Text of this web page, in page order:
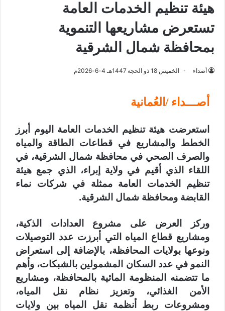
هيئة تنظيم الخدمات العامة
تستعرض مشاريعها التنموية
بمحافظة شمال الشرقية
أصداء الخميس 18 ذو الحجة 1447هـ 4-6-2026م
أصـــداء /العُمانية
استعرضت هيئة تنظيم الخدمات العامة اليوم أبرز
الخطط والمشاريع في قطاعات الطاقة والمياه
والصرف الصحي في محافظة شمال الشرقية، في
اللقاء الذي أقيم في ولاية إبراء، الذي جمع هيئة
تنظيم الخدمات العامة ممثلة في شركات نماء
القابضة ومحافظة شمال الشرقية.
وركز العرض على مشروع العدادات الذكية،
ومشاريع قطاع المياه التي أبرزت عدد التوصيلات
ونوعها بولايات المحافظة، بالإضافة إلى استعراض
النمو في عدد السكان المشمولين بالشبكات، وأهم
ما تتضمنه المنظومة المائية بالمحافظة، ومشاريع
الأمن الغذائي، وتعزيز نظام نقل المياه،
ومشروعات ربط أنظمة نقل المياه بين ولايات